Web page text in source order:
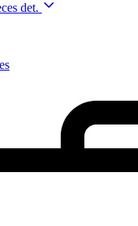
det.